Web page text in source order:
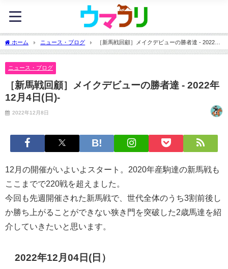
ホーム ニュース・ブログ
［新馬戦回顧］メイクデビューの勝者達 - 2022年
12月4日(日)-
ニュース・ブログ
［新馬戦回顧］メイクデビューの勝者達 - 2022年
12月4日(日)-
2022年12月8日
12月の開催がいよいよスタート。2020年産駒達の新馬戦も
ここまでで220戦を超えました。
今回も先週開催された新馬戦で、世代全体のうち3割前後し
か勝ち上がることができない狭き門を突破した2歳馬達を紹
介していきたいと思います。
2022年12月04日(日）